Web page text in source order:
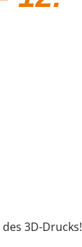
3D-Drucks!